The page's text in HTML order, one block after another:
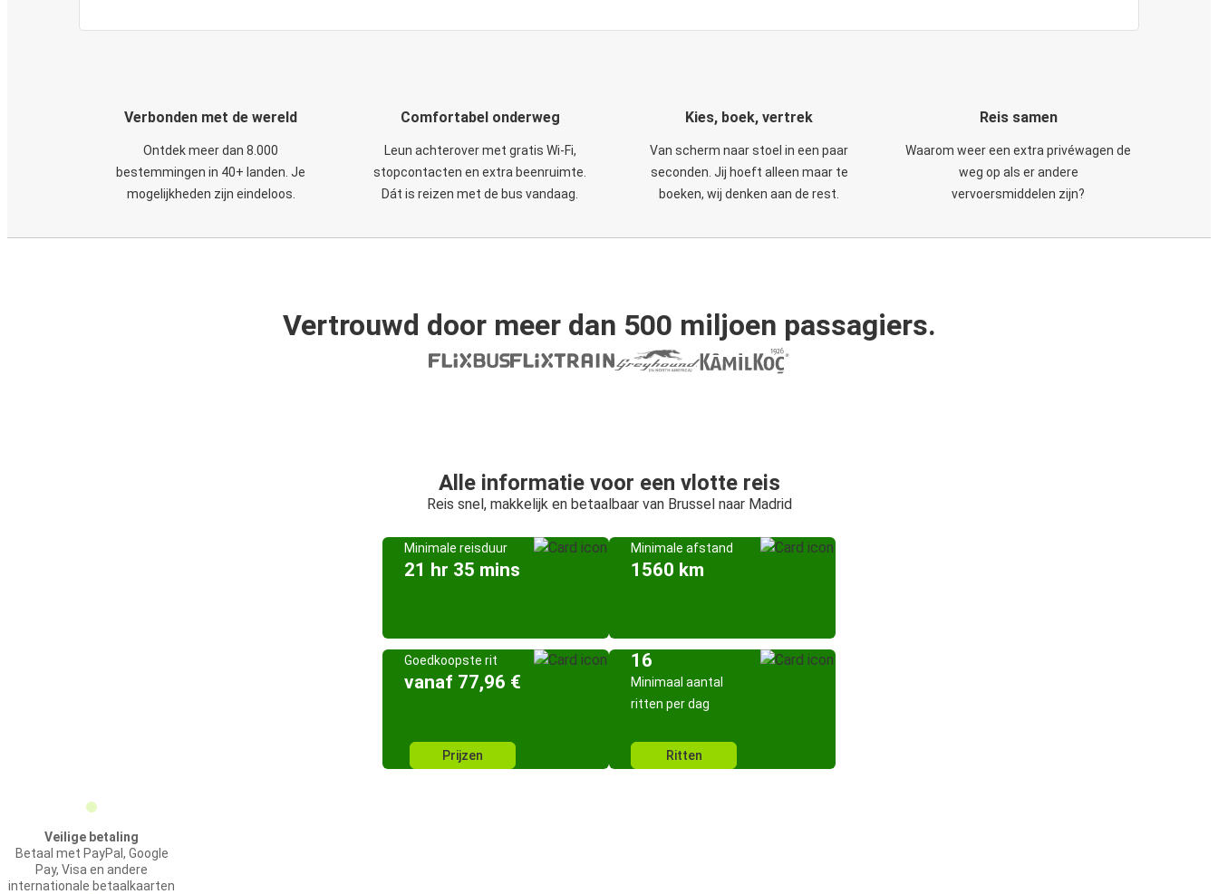
Verbonden met de wereld
Ontdek meer dan 8.000
bestemmingen in 40+ landen. Je
mogelijkheden zijn eindeloos.
Comfortabel onderweg
Leun achterover met gratis Wi-Fi,
stopcontacten en extra beenruimte.
Dát is reizen met de bus vandaag.
Kies, boek, vertrek
Van scherm naar stoel in een paar
seconden. Jij hoeft alleen maar te
boeken, wij denken aan de rest.
Reis samen
Waarom weer een extra privéwagen de
weg op als er andere
vervoersmiddelen zijn?
Vertrouwd door meer dan 500 miljoen passagiers.
Alle informatie voor een vlotte reis
Reis snel, makkelijk en betaalbaar van Brussel naar Madrid
Minimale reisduur
21 hr 35 mins
Minimale afstand
1560 km
Goedkoopste rit
vanaf 77,96 €
Prijzen
16
Minimaal aantal
ritten per dag
Ritten
Veilige betaling
Betaal met PayPal, Google
Pay, Visa en andere
internationale betaalkaarten